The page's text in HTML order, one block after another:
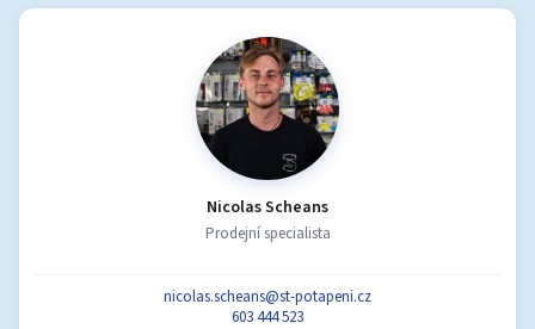
Nicolas Scheans
Prodejní specialista
nicolas.scheans@st-potapeni.cz
603 444 523